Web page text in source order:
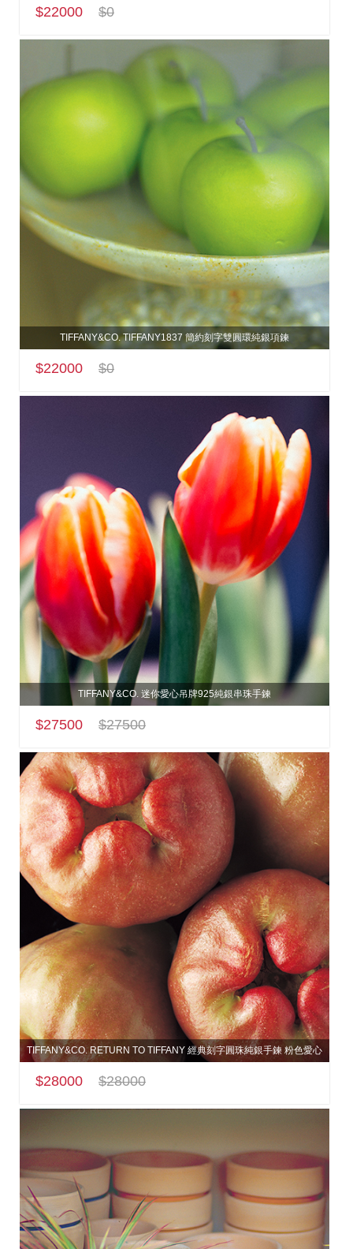
$22000 $0
TIFFANY&CO. TIFFANY1837 簡約刻字雙圓環純銀項鍊
$22000 $0
TIFFANY&CO. 迷你愛心吊牌925純銀串珠手鍊
$27500 $27500
TIFFANY&CO. RETURN TO TIFFANY 經典刻字圓珠純銀手鍊 粉色愛心
$28000 $28000